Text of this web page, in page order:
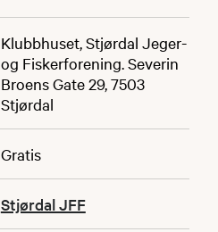
Klubbhuset, Stjørdal Jeger-
og Fiskerforening. Severin
Broens Gate 29, 7503
Stjørdal
Gratis
Stjørdal JFF